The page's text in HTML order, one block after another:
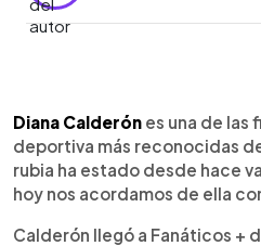
► Escuchar artículo
Diana Calderón es una de las
deportiva más reconocidas
rubia ha estado desde hace
hoy nos acordamos de ella
Calderón llegó a Fanáticos +